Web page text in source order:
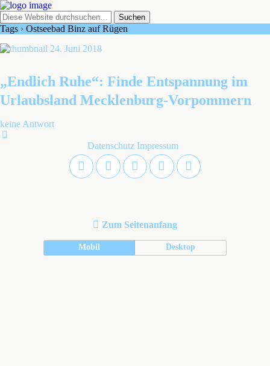
Tags › Ostseebad Binz auf Rügen
24. Juni 2018
„Endlich Ruhe“: Finde Entspannung im
Urlaubsland Mecklenburg-Vorpommern
keine Antwort
Datenschutz Impressum
Zum Seitenanfang
Mobil Desktop